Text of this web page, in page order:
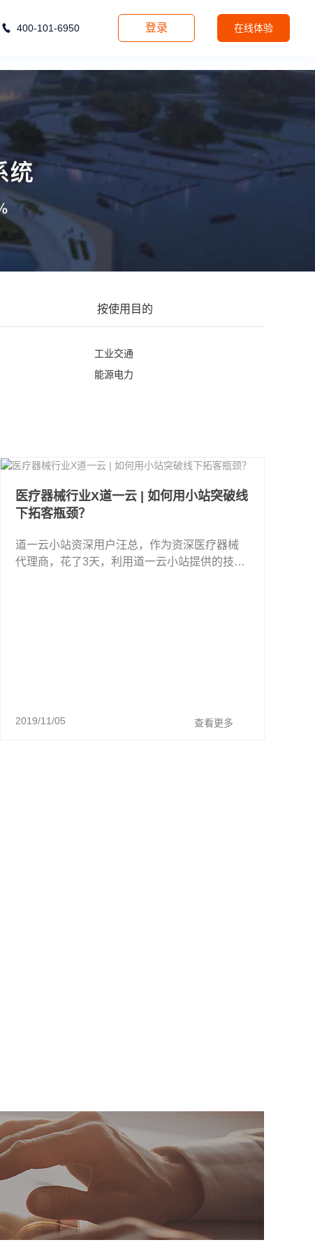
400-101-6950 登录 在线体验
按使用目的
工业交通
能源电力
医疗器械行业X道一云 | 如何用小站突破线
下拓客瓶颈？
道一云小站资深用户汪总，作为资深医疗器械
代理商，花了3天，利用道一云小站提供的技术
2019/11/05 查看更多